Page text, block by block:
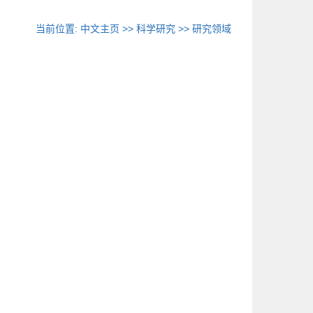
当前位置: 中文主页 >>科学研究 >>研究领域